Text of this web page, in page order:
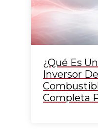
¿Qué Es
Inversor
Completa